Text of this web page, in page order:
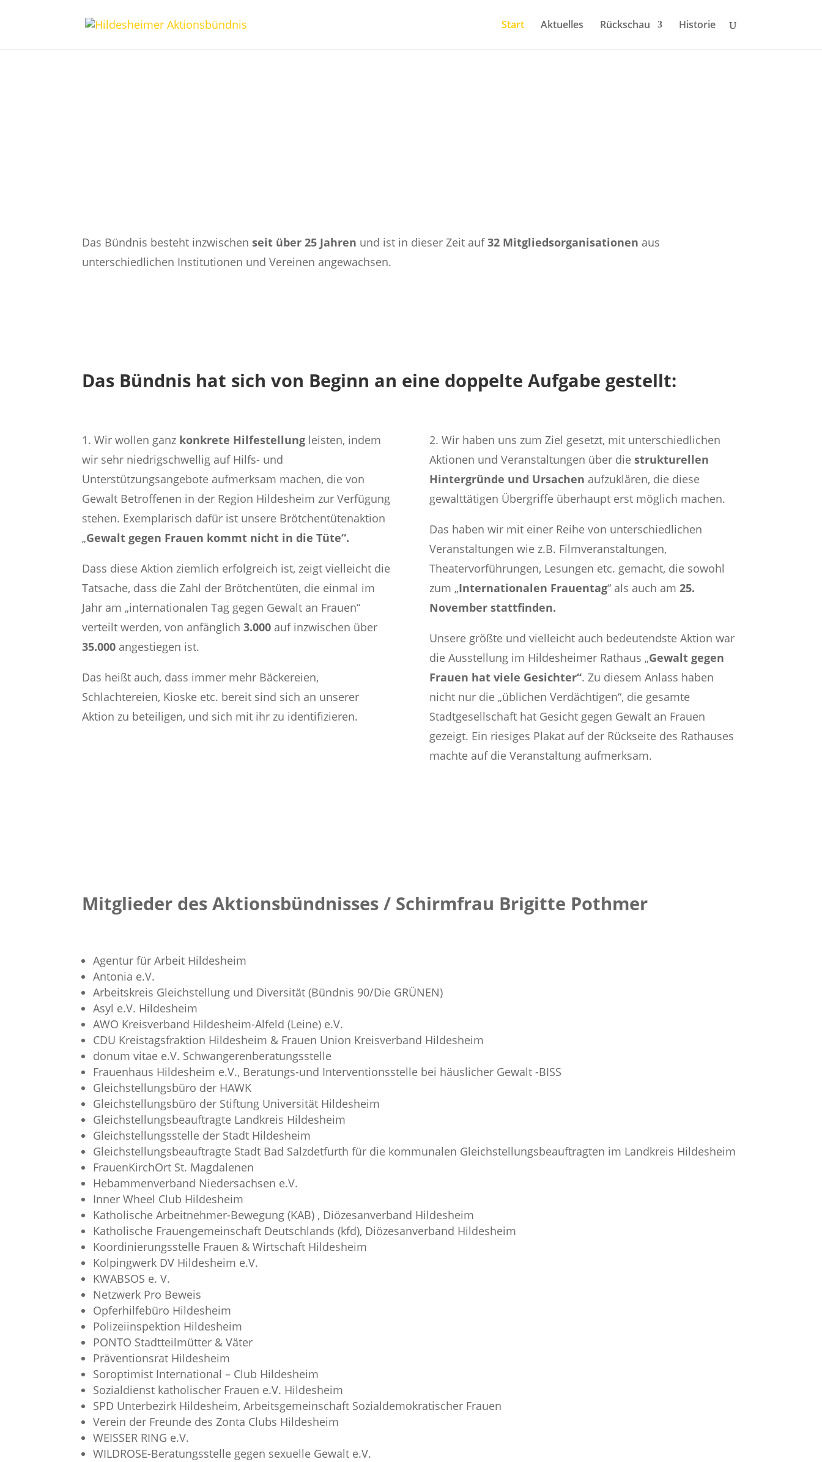
Start Aktuelles Rückschau Historie
Das Bündnis besteht inzwischenseit über 25 Jahren und ist in dieser Zeit auf32 Mitgliedsorganisationen aus
unterschiedlichen Institutionen und Vereinen angewachsen.
Das Bündnis hat sich von Beginn an eine doppelte Aufgabe gestellt:
1. Wir wollen ganz konkrete Hilfestellung leisten, indem
wir sehr niedrigschwellig auf Hilfs- und
Unterstützungsangebote aufmerksam machen, die von
Gewalt Betroffenen in der Region Hildesheim zur Verfügung
stehen. Exemplarisch dafür ist unsere Brötchentütenaktion
„Gewalt gegen Frauen kommt nicht in die Tüte“.
Dass diese Aktion ziemlich erfolgreich ist, zeigt vielleicht die
Tatsache, dass die Zahl der Brötchentüten, die einmal im
Jahr am „internationalen Tag gegen Gewalt an Frauen“
verteilt werden, von anfänglich3.000 auf inzwischen über
35.000 angestiegen ist.
Das heißt auch, dass immer mehr Bäckereien,
Schlachtereien, Kioske etc. bereit sind sich an unserer
Aktion zu beteiligen, und sich mit ihr zu identifizieren.
2. Wir haben uns zum Ziel gesetzt, mit unterschiedlichen
Aktionen und Veranstaltungen über die strukturellen
Hintergründe und Ursachen aufzuklären, die diese
gewalttätigen Übergriffe überhaupt erst möglich machen.
Das haben wir mit einer Reihe von unterschiedlichen
Veranstaltungen wie z.B. Filmveranstaltungen,
Theatervorführungen, Lesungen etc. gemacht, die sowohl
zum „Internationalen Frauentag“ als auch am 25.
November stattfinden.
Unsere größte und vielleicht auch bedeutendste Aktion war
die Ausstellung im Hildesheimer Rathaus „Gewalt gegen
Frauen hat viele Gesichter“. Zu diesem Anlass haben
nicht nur die „üblichen Verdächtigen“, die gesamte
Stadtgesellschaft hat Gesicht gegen Gewalt an Frauen
gezeigt. Ein riesiges Plakat auf der Rückseite des Rathauses
machte auf die Veranstaltung aufmerksam.
Mitglieder des Aktionsbündnisses / Schirmfrau Brigitte Pothmer
Agentur für Arbeit Hildesheim
Antonia e.V.
Arbeitskreis Gleichstellung und Diversität (Bündnis 90/Die GRÜNEN)
Asyl e.V. Hildesheim
AWO Kreisverband Hildesheim-Alfeld (Leine) e.V.
CDU Kreistagsfraktion Hildesheim & Frauen Union Kreisverband Hildesheim
donum vitae e.V. Schwangerenberatungsstelle
Frauenhaus Hildesheim e.V., Beratungs-und Interventionsstelle bei häuslicher Gewalt -BISS
Gleichstellungsbüro der HAWK
Gleichstellungsbüro der Stiftung Universität Hildesheim
Gleichstellungsbeauftragte Landkreis Hildesheim
Gleichstellungsstelle der Stadt Hildesheim
Gleichstellungsbeauftragte Stadt Bad Salzdetfurth für die kommunalen Gleichstellungsbeauftragten im Landkreis Hildesheim
FrauenKirchOrt St. Magdalenen
Hebammenverband Niedersachsen e.V.
Inner Wheel Club Hildesheim
Katholische Arbeitnehmer-Bewegung (KAB) , Diözesanverband Hildesheim
Katholische Frauengemeinschaft Deutschlands (kfd), Diözesanverband Hildesheim
Koordinierungsstelle Frauen & Wirtschaft Hildesheim
Kolpingwerk DV Hildesheim e.V.
KWABSOS e. V.
Netzwerk Pro Beweis
Opferhilfebüro Hildesheim
Polizeiinspektion Hildesheim
PONTO Stadtteilmütter & Väter
Präventionsrat Hildesheim
Soroptimist International – Club Hildesheim
Sozialdienst katholischer Frauen e.V. Hildesheim
SPD Unterbezirk Hildesheim, Arbeitsgemeinschaft Sozialdemokratischer Frauen
Verein der Freunde des Zonta Clubs Hildesheim
WEISSER RING e.V.
WILDROSE-Beratungsstelle gegen sexuelle Gewalt e.V.